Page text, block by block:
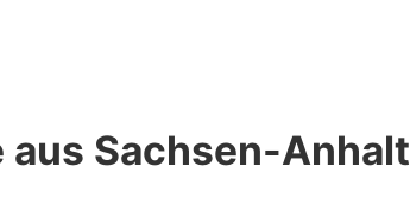
Sachsen-Anhalt